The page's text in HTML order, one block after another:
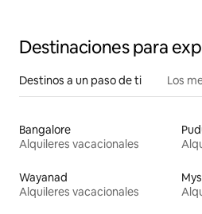
Destinaciones para
Destinos a un paso de ti Los
Bangalore
Alquileres vacacionales
Wayanad
Alquileres vacacionales